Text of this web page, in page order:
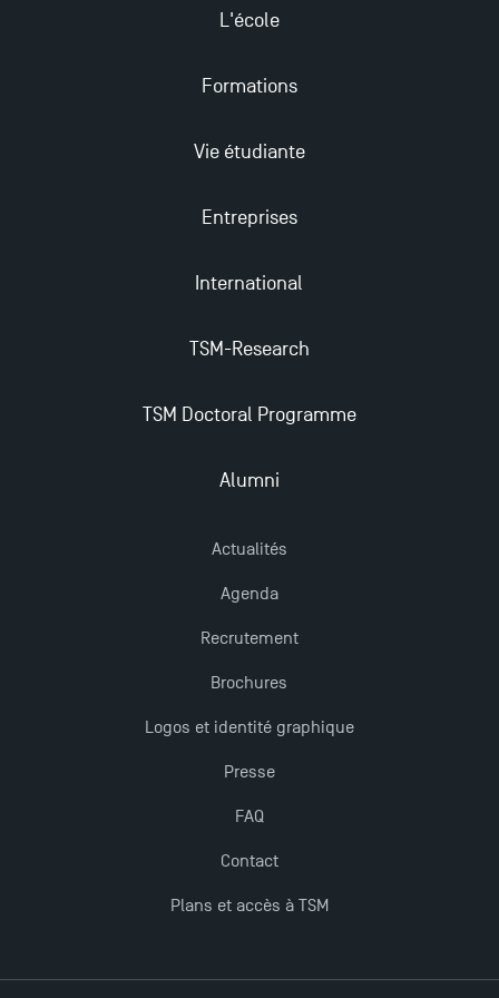
Les meilleurs mémoires du M2 Comptabilité
Derniers jours pour candidater aux formations
Management pour 2025 : des opportunités encore
L'école
Formations
Vie étudiante
Entreprises
International
TSM-Research
TSM Doctoral Programme
Alumni
Actualités
Agenda
Recrutement
Brochures
Logos et identité graphique
Presse
FAQ
Contact
Plans et accès à TSM